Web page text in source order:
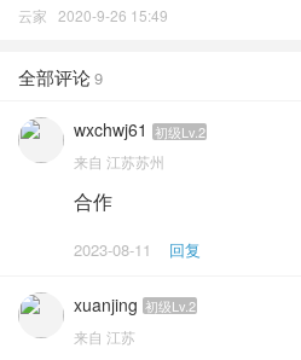
云家 2020-9-26 15:49
全部评论9
wxchwj61 初级Lv.2
来自 江苏苏州
合作
2023-08-11 回复
xuanjing 初级Lv.2
来自 江苏